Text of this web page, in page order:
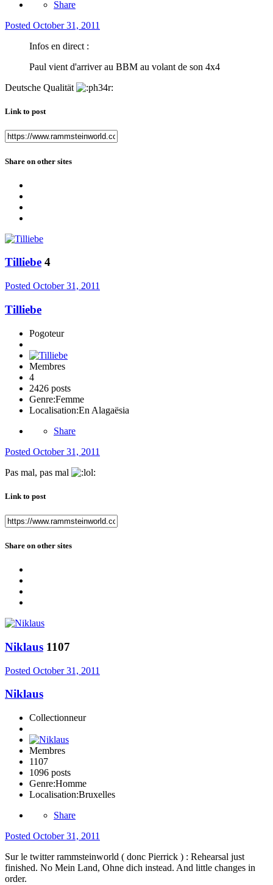
Share
Posted October 31, 2011
Infos en direct :
Paul vient d'arriver au BBM au volant de son 4x4
Deutsche Qualität
Link to post
Share on other sites
Tilliebe 4
Posted October 31, 2011
Tilliebe
Pogoteur
Membres
4
2426 posts
Genre:Femme
Localisation:En Alagaësia
Share
Posted October 31, 2011
Pas mal, pas mal
Link to post
Share on other sites
Niklaus 1107
Posted October 31, 2011
Niklaus
Collectionneur
Membres
1107
1096 posts
Genre:Homme
Localisation:Bruxelles
Share
Posted October 31, 2011
Sur le twitter rammsteinworld ( donc Pierrick ) : Rehearsal just
finished. No Mein Land, Ohne dich instead. And little changes in
order.